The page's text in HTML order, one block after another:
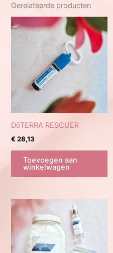
Gerelateerde producten
DōTERRA RESCUER
€28,13
Toevoegen aan
winkelwagen